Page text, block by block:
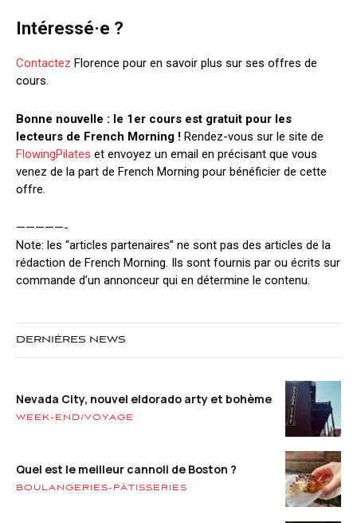
Intéressé·e ?
Contactez Florence pour en savoir plus sur ses offres de
cours.
Bonne nouvelle : le 1er cours est gratuit pour les
lecteurs de French Morning ! Rendez-vous sur le site de
FlowingPilates et envoyez un email en précisant que vous
venez de la part de French Morning pour bénéficier de cette
offre.
—————-
Note: les “articles partenaires” ne sont pas des articles de la
rédaction de French Morning. Ils sont fournis par ou écrits sur
commande d’un annonceur qui en détermine le contenu.
DERNIÈRES NEWS
Nevada City, nouvel eldorado arty et bohème
WEEK-END/VOYAGE
Quel est le meilleur cannoli de Boston ?
BOULANGERIES-PÂTISSERIES